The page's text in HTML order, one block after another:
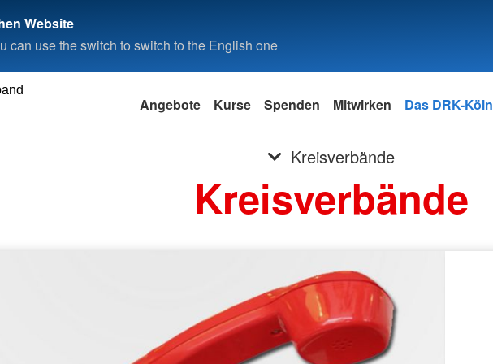
Website
can use the switch to switch to the English one
Angebote Kurse Spenden Mitwirken Das DRK-Köln
Kreisverbände
Kreisverbände